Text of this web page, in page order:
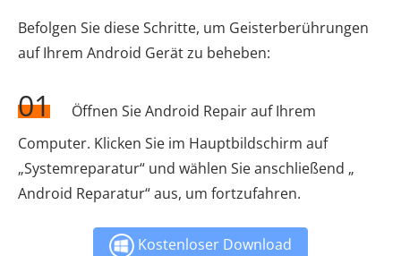
Befolgen Sie diese Schritte, um Geisterberührungen
auf Ihrem Android Gerät zu beheben:
01
Öffnen Sie Android Repair auf Ihrem
Computer. Klicken Sie im Hauptbildschirm auf
„Systemreparatur“ und wählen Sie anschließend „
Android Reparatur“ aus, um fortzufahren.
Kostenloser Download